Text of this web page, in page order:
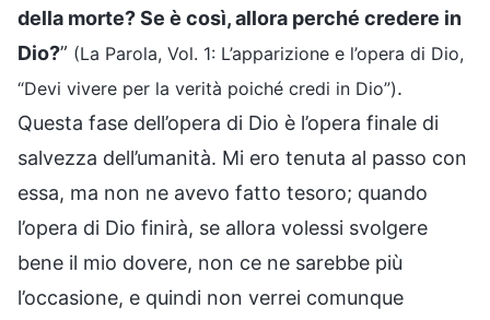
della morte? Se è così, allora perché credere in
Dio?” (La Parola, Vol. 1: L’apparizione e l’opera di Dio,
“Devi vivere per la verità poiché credi in Dio”).
Questa fase dell’opera di Dio è l’opera finale di
salvezza dell’umanità. Mi ero tenuta al passo con
essa, ma non ne avevo fatto tesoro; quando
l’opera di Dio finirà, se allora volessi svolgere
bene il mio dovere, non ce ne sarebbe più
l’occasione, e quindi non verrei comunque